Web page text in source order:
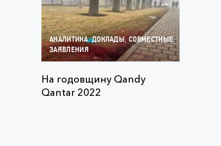
АНАЛИТИКА,ДОКЛАДЫ,СОВМЕСТНЫЕ
ЗАЯВЛЕНИЯ
На годовщину Qandy
Qantar 2022